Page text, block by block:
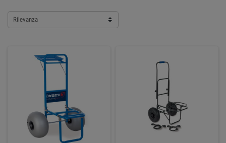
Rilevanza